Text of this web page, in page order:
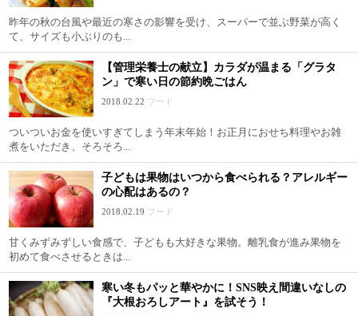
昨年の秋の台風や最近の寒さの影響を受け、スーパーで並ぶ野菜が高く
て、サイズも小ぶりのも...
【管理栄養士の献立】カラダが温まる「グラタ
ン」で寒い日の節約晩ごはん
2018.02.22 フード
ついついお金を使いすぎてしまう年末年始！お正月におせち料理やお雑
煮をいただき、そろそろ...
子どもは果物はいつから食べられる？アレルギー
の心配はあるの？
2018.02.19 フード
甘くみずみずしい食感で、子どもも大好きな果物。離乳食が進み果物を
初めて食べさせるときは...
寒い冬もパッと華やかに！SNS映え間違いなしの
『大根おろしアート』を試そう！